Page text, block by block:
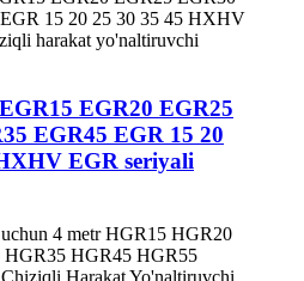
EGR20 EGR25
EGR45 EGR 15 20
EGR seriyali